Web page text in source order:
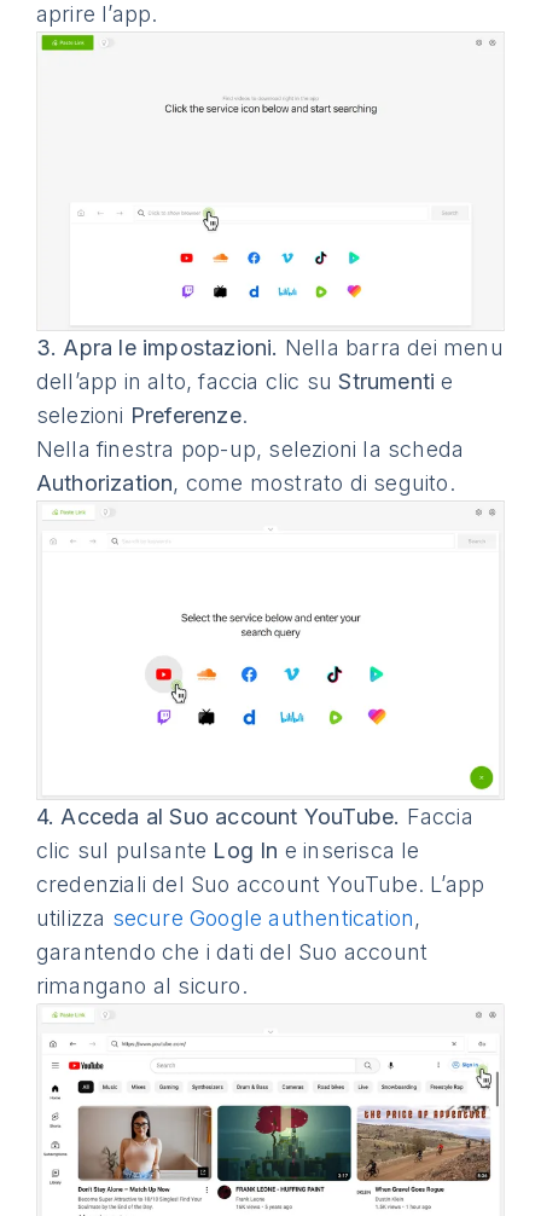
aprire l’app.
3. Apra le impostazioni. Nella barra dei menu
dell’app in alto, faccia clic suStrumenti e
selezioni Preferenze.
Nella finestra pop-up, selezioni la scheda
Authorization, come mostrato di seguito.
4. Acceda al Suo account YouTube. Faccia
clic sul pulsante Log In e inserisca le
credenziali del Suo account YouTube. L’app
utilizza secure Google authentication,
garantendo che i dati del Suo account
rimangano al sicuro.